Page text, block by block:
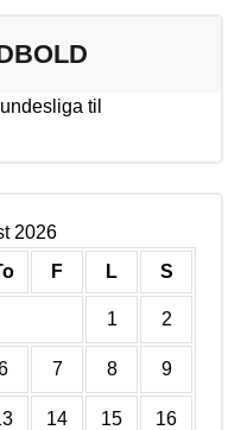
til
2026
F L S
1 2
7 8 9
14 15 16